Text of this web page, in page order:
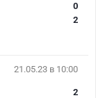
0
2
21.05.23 в 10:00
2